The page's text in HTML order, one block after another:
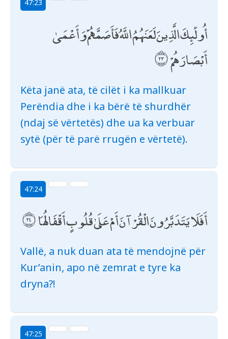
47:23
أُولَٰئِكَ الَّذِينَ لَعَنَهُمُ اللَّهُ فَأَصَمَّهُمْ وَأَعْمَىٰ
أَبْصَارَهُمْ
Këta janë ata, të cilët i ka mallkuar
Perëndia dhe i ka bërë të shurdhër
(ndaj së vërtetës) dhe ua ka verbuar
sytë (për të parë rrugën e vërtetë).
47:24
أَفَلَا يَتَدَبَّرُونَ الْقُرْآنَ أَمْ عَلَىٰ قُلُوبٍ أَقْفَالُهَا
Vallë, a nuk duan ata të mendojnë për
Kur’anin, apo në zemrat e tyre ka
dryna?!
47:25